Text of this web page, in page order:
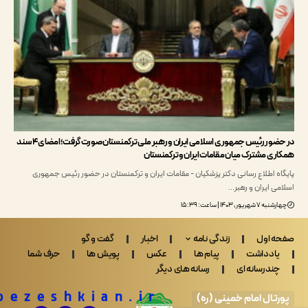
در حضور رئیس جمهوری اسلامی ایران و رهبر ملی ترکمنستان صورت گرفت؛ امضای ۴ سند
مشترک میان مقامات ایران و ترکمنستان
اطلاع رسانی دکتر پزشکیان - مقامات ایران و ترکمنستان در حضور رئیس جمهوری
ایران و رهبر…
۱۴۰۳ | ساعت: ۱۵:۳۹
اول زندگی نامه اخبار
گفت و گو
پیام ها عکس پویش ها
حرف شما
ای
رسانه های دیگر
امام خمینی (ره)
Drpezeshkian.ir